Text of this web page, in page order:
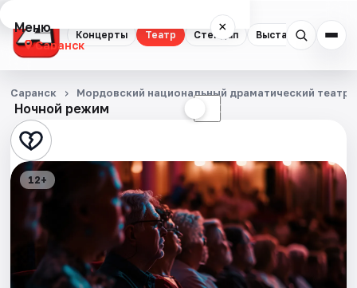
Концерты Театр Стендап Выставки
Меню ×
Саранск
Концерты
Театр
Стендап
Выставки
Экскурсии
События
Ночной режим ☾
Саранск Мордовский национальный драматический театр
12+